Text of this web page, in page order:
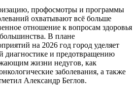
профосмотры и программы
охватывают всё больше
отношение к вопросам здоровья
В плане
на 2026 год город уделяет
диагностике и предотвращению
жизни недугов, как
заболевания, а также
Александр Беглов.